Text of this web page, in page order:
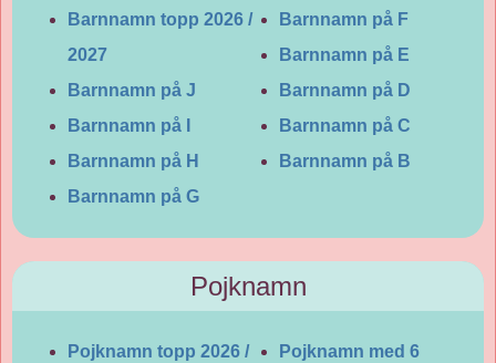
Barnnamn topp 2026 /
2027
Barnnamn på J
Barnnamn på I
Barnnamn på H
Barnnamn på G
Barnnamn på F
Barnnamn på E
Barnnamn på D
Barnnamn på C
Barnnamn på B
Pojknamn
Pojknamn topp 2026 /
Pojknamn med 6